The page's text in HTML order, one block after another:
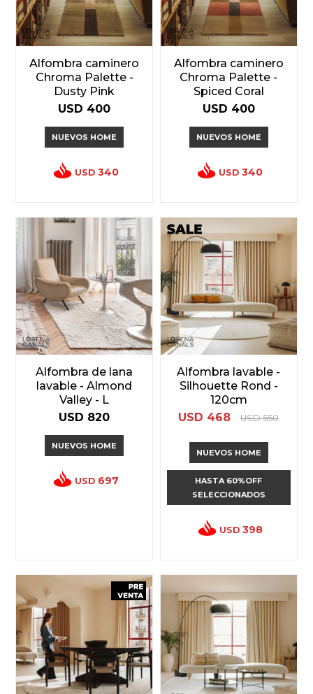
Alfombra caminero
Chroma Palette -
Dusty Pink
USD 400
NUEVOS HOME
USD 340
Alfombra caminero
Chroma Palette -
Spiced Coral
USD 400
NUEVOS HOME
USD 340
Alfombra de lana
lavable - Almond
Valley - L
USD 820
NUEVOS HOME
USD 697
Alfombra lavable -
Silhouette Rond -
120cm
USD 468 USD 550
NUEVOS HOME
HASTA 60%OFF
SELECCIONADOS
USD 398